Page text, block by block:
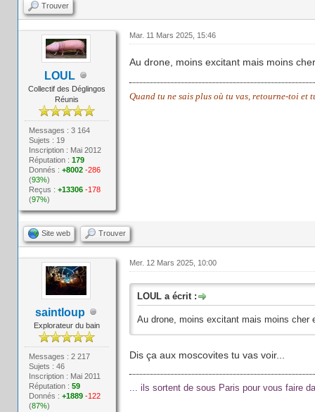
Trouver
LOUL
Collectif des Déglingos
Réunis
Messages : 3 164
Sujets : 19
Inscription : Mai 2012
Réputation :179
Donnés :+8002 -286
(93%)
Reçus :+13306 -178
(97%)
Mar. 11 Mars 2025, 15:46
Au drone, moins excitant mais moins
Quand tu ne sais plus où tu vas, retourne-toi
Site web Trouver
saintloup
Explorateur du bain
Messages : 2 217
Sujets : 46
Inscription : Mai 2011
Réputation :59
Donnés :+1889 -122
(87%)
Mer. 12 Mars 2025, 10:00
LOUL a écrit :
Au drone, moins excitant mais moins
Dis ça aux moscovites tu vas voir...
ils sortent de sous Paris pour vous faire